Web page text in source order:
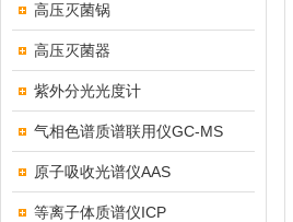
高压灭菌锅
高压灭菌器
紫外分光光度计
气相色谱质谱联用仪GC-MS
原子吸收光谱仪AAS
等离子体质谱仪ICP